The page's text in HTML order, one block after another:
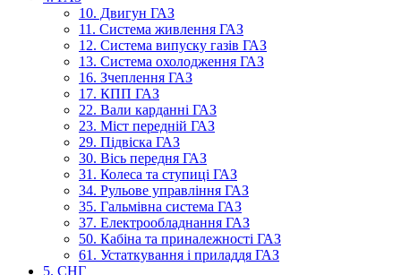
10. Двигун ГАЗ
11. Система живлення ГАЗ
12. Система випуску газів ГАЗ
13. Система охолодження ГАЗ
16. Зчеплення ГАЗ
17. КПП ГАЗ
22. Вали карданні ГАЗ
23. Міст передній ГАЗ
29. Підвіска ГАЗ
30. Вісь передня ГАЗ
31. Колеса та ступиці ГАЗ
34. Рульове управління ГАЗ
35. Гальмівна система ГАЗ
37. Електрообладнання ГАЗ
50. Кабіна та приналежності ГАЗ
61. Устаткування і приладдя ГАЗ
5. СНГ